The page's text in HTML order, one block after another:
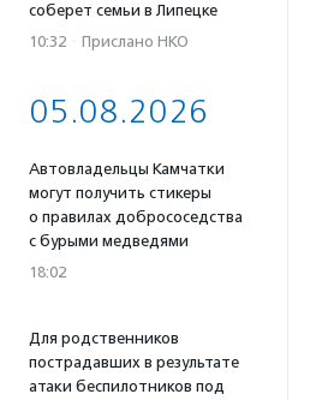
соберет семьи в Липецке
10:32 · Прислано НКО
05.08.2026
Автовладельцы Камчатки
могут получить стикеры
о правилах добрососедства
с бурыми медведями
18:02
Для родственников
пострадавших в результате
атаки беспилотников под